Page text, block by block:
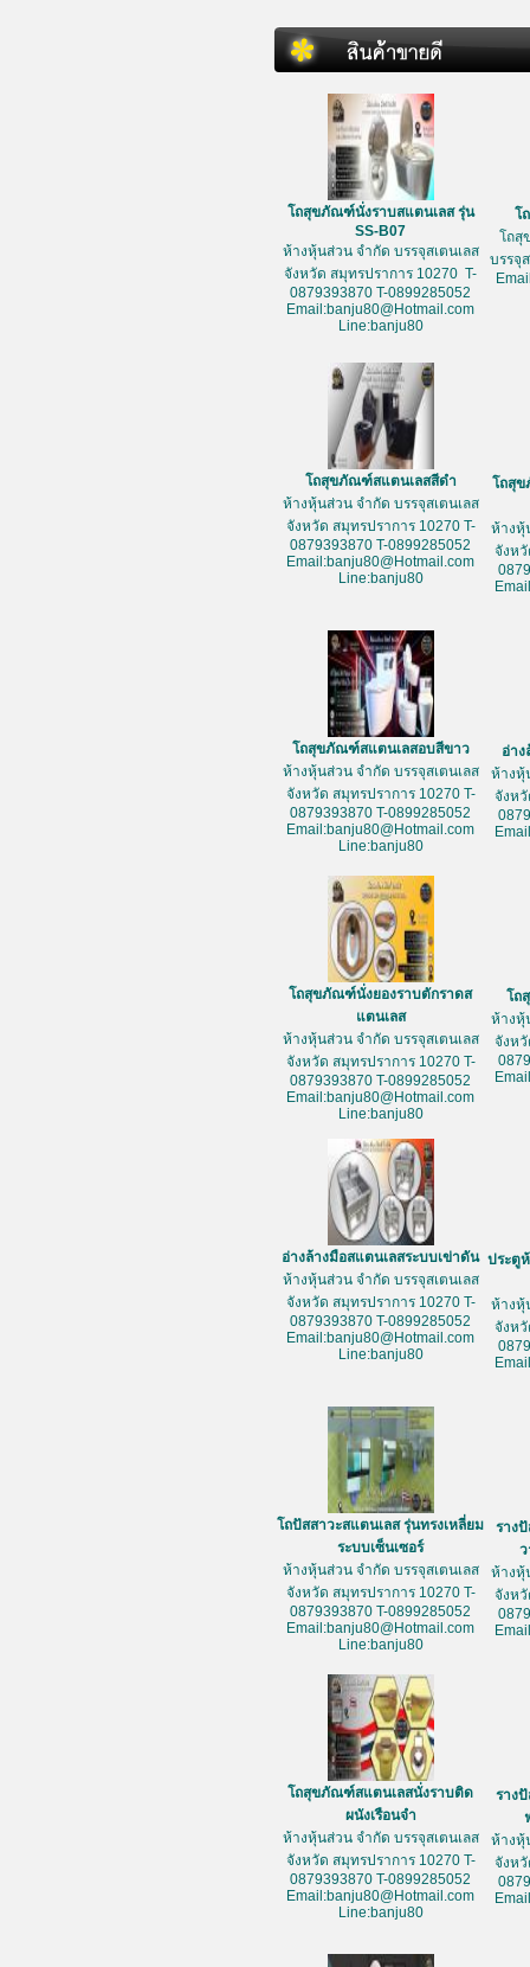
โถสุขภัณฑ์นั่งราบสแตนเลส รุ่น
SS-B07
ห้างหุ้นส่วน จำกัด บรรจุสเตนเลส
จังหวัด สมุทรปราการ 10270 T-
0879393870 T-0899285052
Email:banju80@Hotmail.com
Line:banju80
โ
โถสุ
บรรจุ
โถสุขภัณฑ์สแตนเลสสีดำ
ห้างหุ้นส่วน จำกัด บรรจุสเตนเลส
จังหวัด สมุทรปราการ 10270 T-
0879393870 T-0899285052
Email:banju80@Hotmail.com
Line:banju80
โถสุ
ห้างหุ้
จังห
โถสุขภัณฑ์สแตนเลสอบสีขาว
ห้างหุ้นส่วน จำกัด บรรจุสเตนเลส
จังหวัด สมุทรปราการ 10270 T-
0879393870 T-0899285052
Email:banju80@Hotmail.com
Line:banju80
อ่า
ห้างหุ้
จังห
โถสุขภัณฑ์นั่งยองราบตักราดส
แตนเลส
ห้างหุ้นส่วน จำกัด บรรจุสเตนเลส
จังหวัด สมุทรปราการ 10270 T-
0879393870 T-0899285052
Email:banju80@Hotmail.com
Line:banju80
โถ
ห้างหุ้
จังห
อ่างล้างมือสแตนเลสระบบเข่าดัน
ห้างหุ้นส่วน จำกัด บรรจุสเตนเลส
จังหวัด สมุทรปราการ 10270 T-
0879393870 T-0899285052
Email:banju80@Hotmail.com
Line:banju80
ประตู
ห้างหุ้
จังห
โถปัสสาวะสแตนเลส รุ่นทรงเหลี่ยม
ระบบเซ็นเซอร์
ห้างหุ้นส่วน จำกัด บรรจุสเตนเลส
จังหวัด สมุทรปราการ 10270 T-
0879393870 T-0899285052
Email:banju80@Hotmail.com
Line:banju80
ราง
ห้างหุ้
จังห
โถสุขภัณฑ์สแตนเลสนั่งราบติด
ผนังเรือนจำ
ห้างหุ้นส่วน จำกัด บรรจุสเตนเลส
จังหวัด สมุทรปราการ 10270 T-
0879393870 T-0899285052
Email:banju80@Hotmail.com
Line:banju80
ราง
ห้างหุ้
จังห